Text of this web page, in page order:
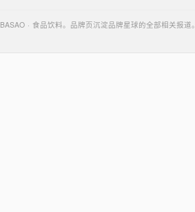
BASAO · 食品饮料。品牌页沉淀品牌星球的全部相关报道。